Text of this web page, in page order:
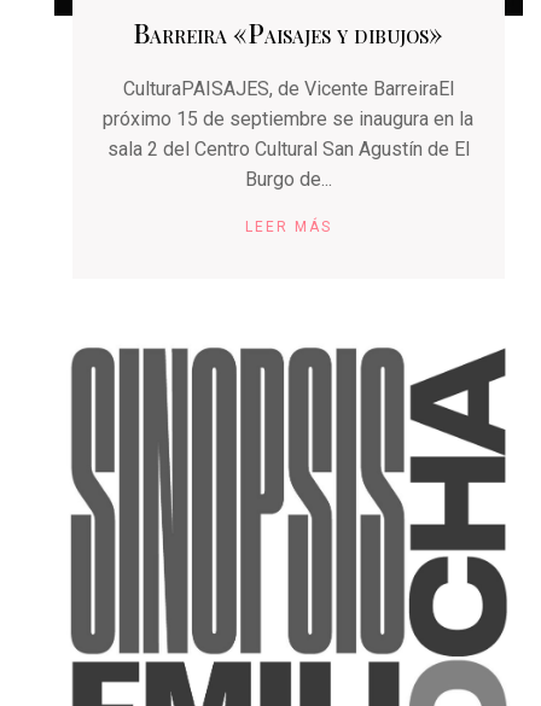
Barreira «Paisajes y dibujos»
CulturaPAISAJES, de Vicente BarreiraEl
próximo 15 de septiembre se inaugura en la
sala 2 del Centro Cultural San Agustín de El
Burgo de...
LEER MÁS